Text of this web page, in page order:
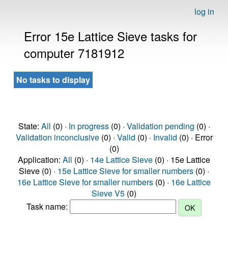
log in
Error 15e Lattice Sieve tasks for
computer 7181912
No tasks to display
State: All (0) · In progress(0) · Validation pending (0) ·
Validation inconclusive(0) · Valid (0) · Invalid (0) · Error
(0)
Application: All (0) · 14e Lattice Sieve (0) · 15e Lattice
Sieve (0) · 15e Lattice Sieve for smaller numbers (0) ·
16e Lattice Sieve for smaller numbers (0) · 16e Lattice
Sieve V5 (0)
Task name: